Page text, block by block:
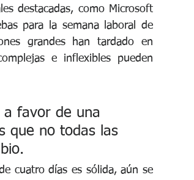
destacadas, como Microsoft
para la semana laboral de
grandes han tardado en
e inflexibles pueden
a favor de una
que no todas las
cuatro días es sólida, aún se